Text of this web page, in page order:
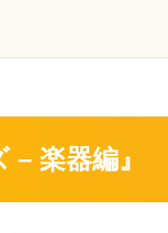
– 楽器編』